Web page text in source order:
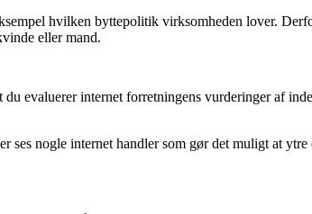
hvilken byttepolitik virksomheden lover.
eller mand.
evaluerer internet forretningens vurderinger af
nogle internet handler som gør det muligt at ytre